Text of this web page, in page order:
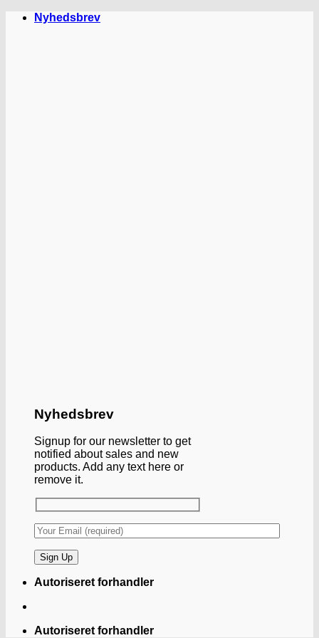
FortsætNyhedsbrev
Nyhedsbrev
Signup for our newsletter to get
notified about sales and new
products. Add any text here or
remove it.
Autoriseret forhandler
Autoriseret forhandler